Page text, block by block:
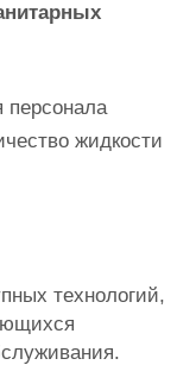
персонала
жидкости
технологий,